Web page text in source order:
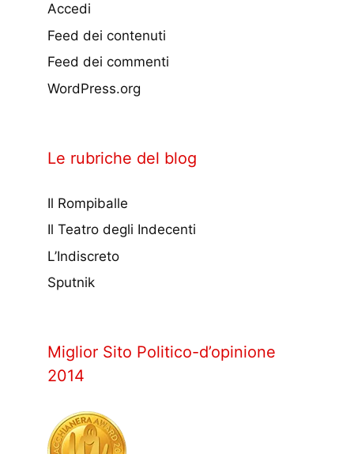
Accedi
Feed dei contenuti
Feed dei commenti
WordPress.org
Le rubriche del blog
Il Rompiballe
Il Teatro degli Indecenti
L’Indiscreto
Sputnik
Miglior Sito Politico-d’opinione
2014